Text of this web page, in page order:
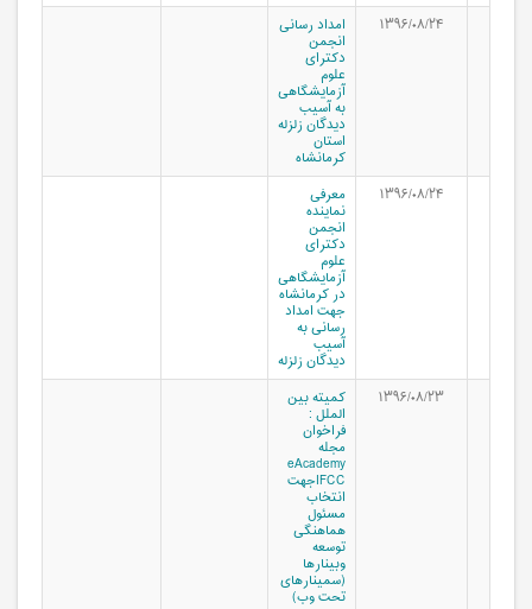
۱۳۹۶/۰۸/۲۴
امداد رسانی
انجمن
دکترای
علوم
آزمایشگاهی
به آسیب
دیدگان زلزله
استان
کرمانشاه
۱۳۹۶/۰۸/۲۴
معرفی
نماینده
انجمن
دکترای
علوم
آزمایشگاهی
در کرمانشاه
جهت امداد
رسانی به
آسیب
دیدگان زلزله
۱۳۹۶/۰۸/۲۳
کمیته بین
الملل :
فراخوان
مجله
eAcademy
IFCCجهت
انتخاب
مسئول
هماهنگی
توسعه
وبینارها
(سمینارهای
تحت وب)